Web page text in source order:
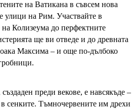
на Ватикана в съвсем нова
улици на Рим. Участвайте в
Колизеума до перфектните
ще ви отведе и до древната
Максима – и още по-дълбоко
преди векове, е навсякъде –
сенките. Тъмночервените им дрехи